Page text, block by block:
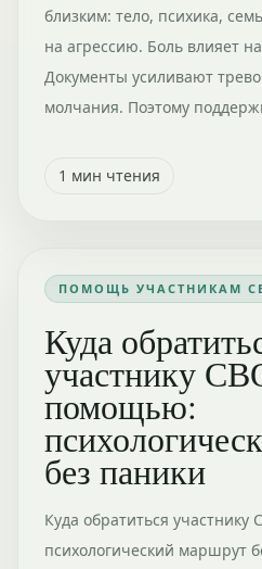
близким: тело, психика,
на агрессию. Боль влияет
Документы усиливают
молчания. Поэтому
1 мин чтения
ПОМОЩЬ УЧАСТНИКАМ
Куда
участнику
помощью:
без паники
Куда обратиться
психологический маршрут